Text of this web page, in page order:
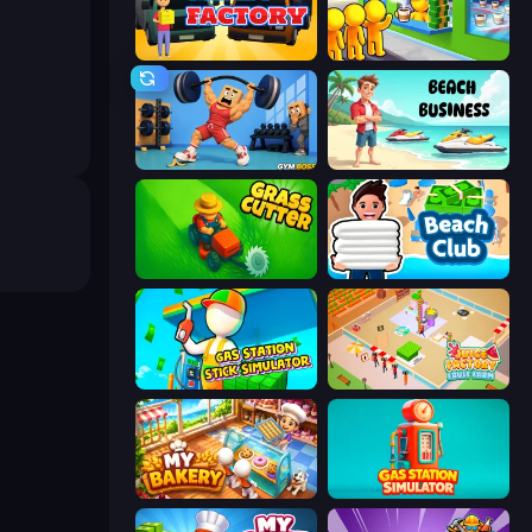
Mega Factory Coffee Idle
Gym Boss Beach Business
Beach Club
Gas Station - Stick Simulator Juice Factory - Fruit Farm
My bakery Gas Station Simulator